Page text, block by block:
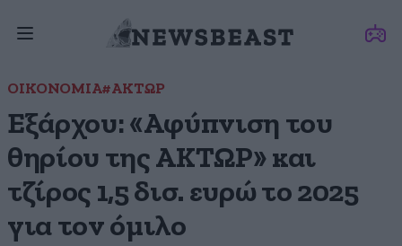
ΟΙΚΟΝΟΜΙΑ#ΑΚΤΩΡ
Εξάρχου: «Αφύπνιση του
θηρίου της AKTΩΡ» και
τζίρος 1,5 δισ. ευρώ το 2025
για τον όμιλο